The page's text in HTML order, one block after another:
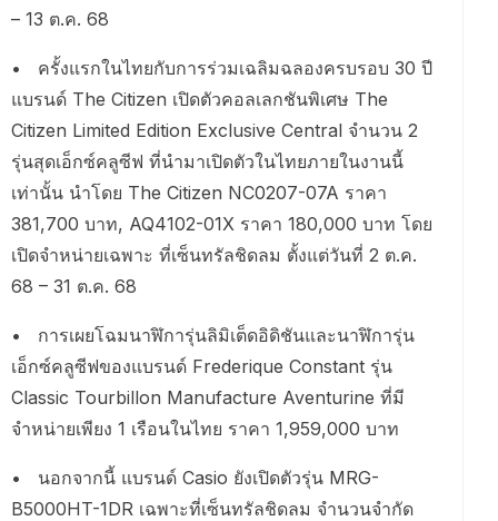
– 13 ต.ค. 68
• ครั้งแรกในไทยกับการร่วมเฉลิมฉลองครบรอบ 30 ปี
แบรนด์ The Citizen เปิดตัวคอลเลกชันพิเศษ The
Citizen Limited Edition Exclusive Central จำนวน 2
รุ่นสุดเอ็กซ์คลูซีฟ ที่นำมาเปิดตัวในไทยภายในงานนี้
เท่านั้น นำโดย The Citizen NC0207-07A ราคา
381,700 บาท, AQ4102-01X ราคา 180,000 บาท โดย
เปิดจำหน่ายเฉพาะ ที่เซ็นทรัลชิดลม ตั้งแต่วันที่ 2 ต.ค.
68 – 31 ต.ค. 68
• การเผยโฉมนาฬิการุ่นลิมิเต็ดอิดิชันและนาฬิการุ่น
เอ็กซ์คลูซีฟของแบรนด์ Frederique Constant รุ่น
Classic Tourbillon Manufacture Aventurine ที่มี
จำหน่ายเพียง 1 เรือนในไทย ราคา 1,959,000 บาท
• นอกจากนี้ แบรนด์ Casio ยังเปิดตัวรุ่น MRG-
B5000HT-1DR เฉพาะที่เซ็นทรัลชิดลม จำนวนจำกัด